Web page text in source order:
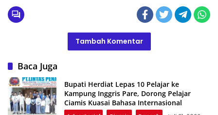
Tambah Komentar
Baca Juga
Bupati Herdiat Lepas 10 Pelajar ke
Kampung Inggris Pare, Dorong Pelajar
Ciamis Kuasai Bahasa Internasional